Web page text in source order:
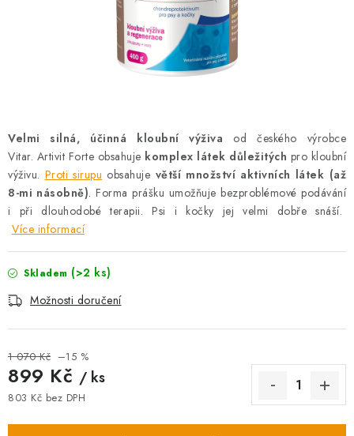
HODNOCENÍ OBCHODU
DOPRAVA PO OSTRAVĚ, HLUČÍNĚ A OKOLÍ
Obchodní podmínky
Věrnostní slevy
Velmi silná, účinná kloubní výživa od českého výrobce
Vitar. Artivit Forte obsahuje komplex látek důležitých pro kloubní
výživu. Proti sirupu obsahuje větší množství aktivních látek (až
8-mi násobně). Forma prášku umožňuje bezproblémové podávání
i při dlouhodobé terapii. Psi i kočky jej velmi dobře snáší.
Více informací
Skladem (>2 ks)
Možnosti doručení
1 070 Kč –15 %
899 Kč / ks
803 Kč bez DPH